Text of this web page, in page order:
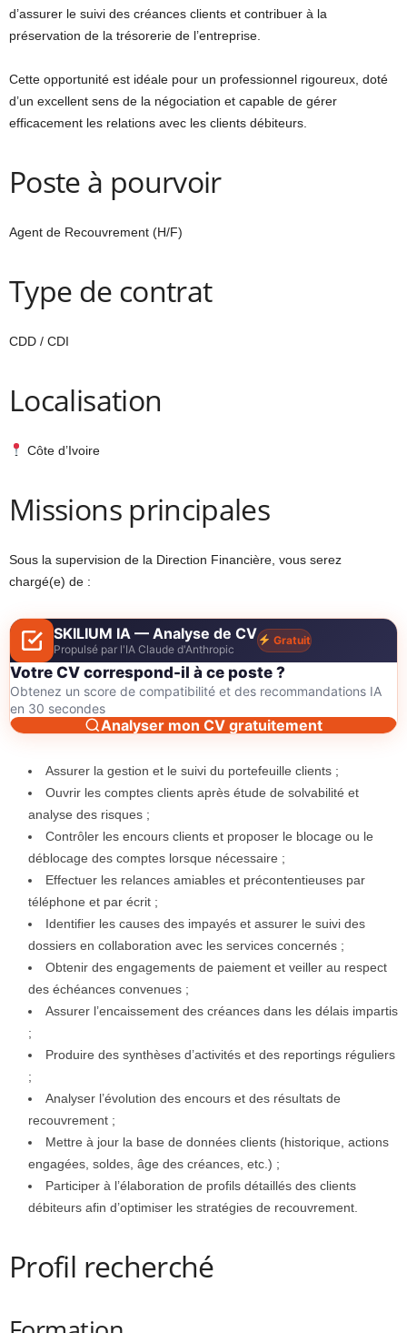
d’assurer le suivi des créances clients et contribuer à la
préservation de la trésorerie de l’entreprise.
Cette opportunité est idéale pour un professionnel rigoureux, doté
d’un excellent sens de la négociation et capable de gérer
efficacement les relations avec les clients débiteurs.
Poste à pourvoir
Agent de Recouvrement (H/F)
Type de contrat
CDD / CDI
Localisation
Côte d’Ivoire
Missions principales
Sous la supervision de la Direction Financière, vous serez
chargé(e) de :
SKILIUM IA — Analyse de CV
Propulsé par l'IA Claude d'Anthropic
Gratuit
Votre CV correspond-il à ce poste ?
Obtenez un score de compatibilité et des recommandations IA
en 30 secondes
Analyser mon CV gratuitement
Assurer la gestion et le suivi du portefeuille clients ;
Ouvrir les comptes clients après étude de solvabilité et
analyse des risques ;
Contrôler les encours clients et proposer le blocage ou le
déblocage des comptes lorsque nécessaire ;
Effectuer les relances amiables et précontentieuses par
téléphone et par écrit ;
Identifier les causes des impayés et assurer le suivi des
dossiers en collaboration avec les services concernés ;
Obtenir des engagements de paiement et veiller au respect
des échéances convenues ;
Assurer l’encaissement des créances dans les délais impartis
;
Produire des synthèses d’activités et des reportings réguliers
;
Analyser l’évolution des encours et des résultats de
recouvrement ;
Mettre à jour la base de données clients (historique, actions
engagées, soldes, âge des créances, etc.) ;
Participer à l’élaboration de profils détaillés des clients
débiteurs afin d’optimiser les stratégies de recouvrement.
Profil recherché